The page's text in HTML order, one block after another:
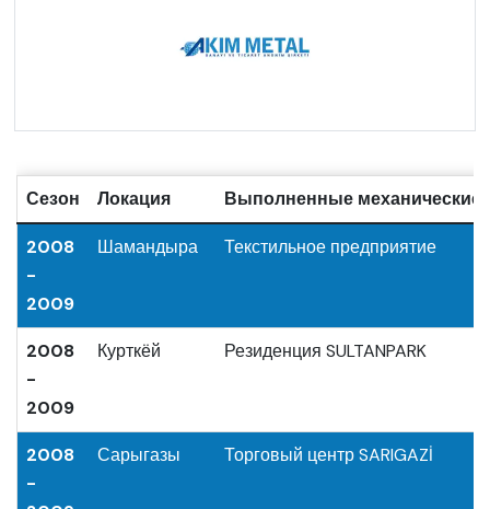
Сезон Локация Выполненные механические
2008
-
2009
Шамандыра Текстильное предприятие
2008
-
2009
Курткёй Резиденция SULTANPARK
2008
-
Сарыгазы Торговый центр SARIGAZİ